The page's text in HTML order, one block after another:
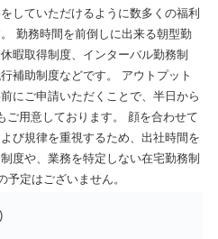
していただけるように数多くの福利
勤務時間を前倒しに出来る朝型勤
暇取得制度、インターバル勤務制
補助制度などです。 アウトプット
にご申請いただくことで、半日から
ご用意しております。 顔を合わせて
び規律を重視するため、出社時間を
度や、業務を特定しない在宅勤務制
予定はございません。